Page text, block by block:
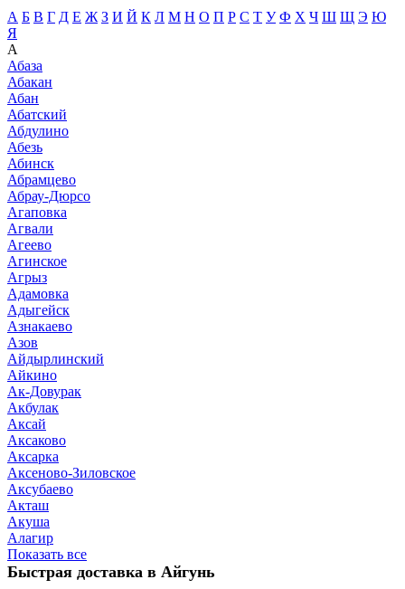
А Б В Г Д Е Ж З И Й К Л М Н О П Р С Т У Ф Х Ч Ш Щ Э Ю
Я
А
Абаза
Абакан
Абан
Абатский
Абдулино
Абезь
Абинск
Абрамцево
Абрау-Дюрсо
Агаповка
Агвали
Агеево
Агинское
Агрыз
Адамовка
Адыгейск
Азнакаево
Азов
Айдырлинский
Айкино
Ак-Довурак
Акбулак
Аксай
Аксаково
Аксарка
Аксеново-Зиловское
Аксубаево
Акташ
Акуша
Алагир
Показать все
Быстрая доставка в Айгунь